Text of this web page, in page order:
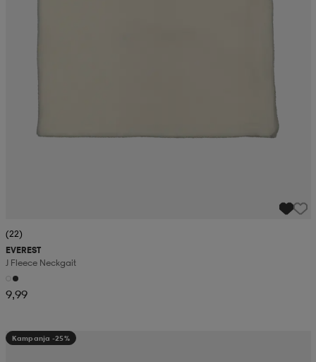
(22)
EVEREST
J Fleece Neckgait
9,99
Kampanja -25%